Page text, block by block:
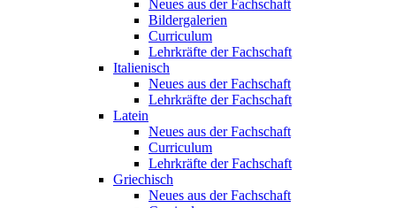
Neues aus der Fachschaft
Bildergalerien
Curriculum
Lehrkräfte der Fachschaft
Italienisch
Neues aus der Fachschaft
Lehrkräfte der Fachschaft
Latein
Neues aus der Fachschaft
Curriculum
Lehrkräfte der Fachschaft
Griechisch
Neues aus der Fachschaft